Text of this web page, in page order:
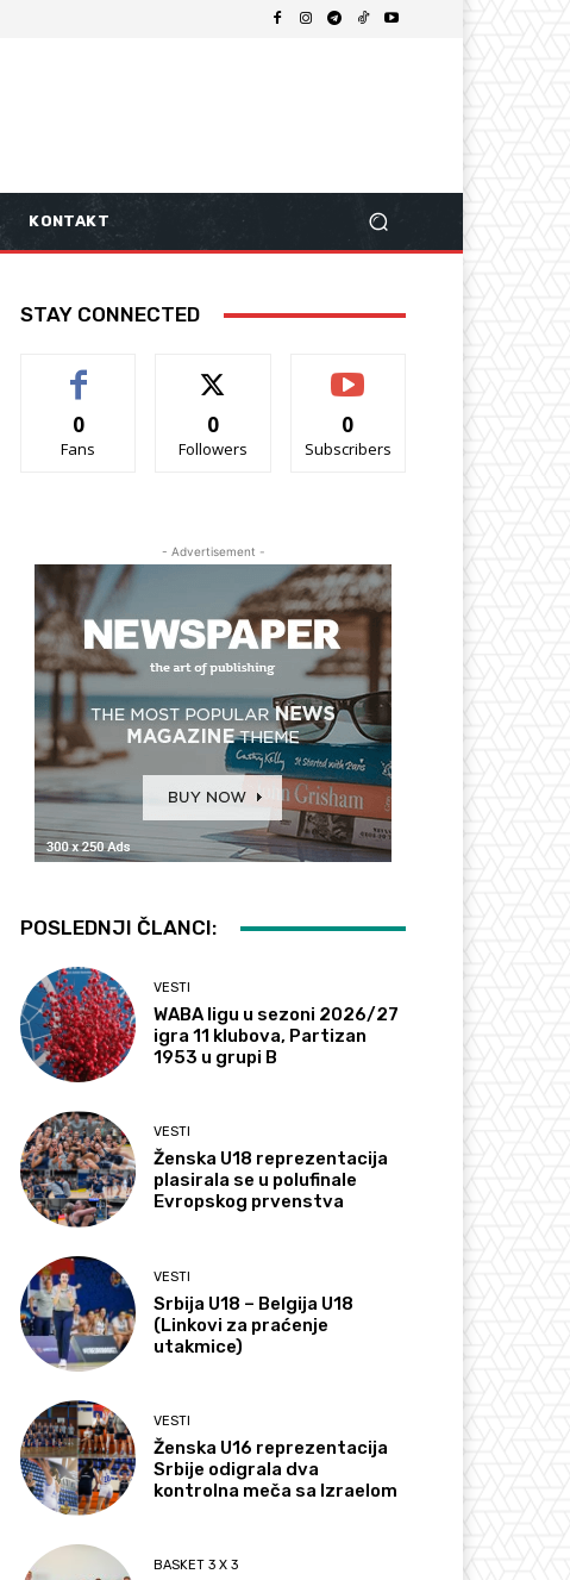
KONTAKT
STAY CONNECTED
0
Fans
0
Followers
0
Subscribers
- Advertisement -
POSLEDNJI ČLANCI:
VESTI
WABA ligu u sezoni 2026/27
igra 11 klubova, Partizan
1953 u grupi B
VESTI
Ženska U18 reprezentacija
plasirala se u polufinale
Evropskog prvenstva
VESTI
Srbija U18 – Belgija U18
(Linkovi za praćenje
utakmice)
VESTI
Ženska U16 reprezentacija
Srbije odigrala dva
kontrolna meča sa Izraelom
BASKET 3 X 3